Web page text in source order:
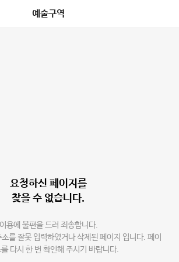
예술구역
요청하신 페이지를
찾을 수 없습니다.
이용에 불편을 드려 죄송합니다.
를 잘못 입력하였거나 삭제된 페이지 입니다. 페이
다시 한 번 확인해 주시기 바랍니다.